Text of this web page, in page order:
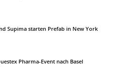
Supima starten Prefab in New York
Pharma-Event nach Basel